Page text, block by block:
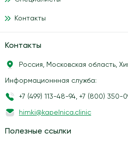
Контакты
Контакты
Россия, Московская область,
Информационнная служба:
+7 (499) 113-48-94, +7 (800) 350-
himki@kapelnica.clinic
Полезные ссылки